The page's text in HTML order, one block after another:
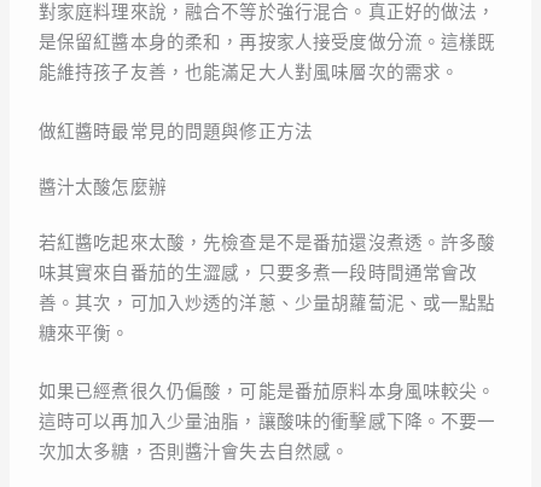
對家庭料理來說，融合不等於強行混合。真正好的做法，
是保留紅醬本身的柔和，再按家人接受度做分流。這樣既
能維持孩子友善，也能滿足大人對風味層次的需求。
做紅醬時最常見的問題與修正方法
醬汁太酸怎麼辦
若紅醬吃起來太酸，先檢查是不是番茄還沒煮透。許多酸
味其實來自番茄的生澀感，只要多煮一段時間通常會改
善。其次，可加入炒透的洋蔥、少量胡蘿蔔泥、或一點點
糖來平衡。
如果已經煮很久仍偏酸，可能是番茄原料本身風味較尖。
這時可以再加入少量油脂，讓酸味的衝擊感下降。不要一
次加太多糖，否則醬汁會失去自然感。